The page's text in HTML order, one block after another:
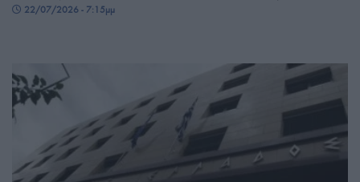
22/07/2026 - 7:15μμ